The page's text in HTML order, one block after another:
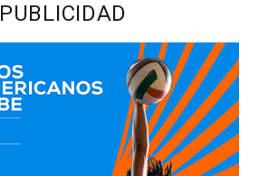
PUBLICIDAD